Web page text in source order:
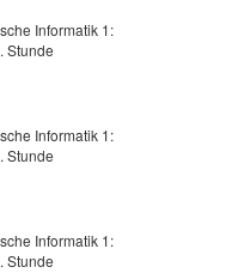
Informatik 1:
Stunde
Informatik 1:
Stunde
Informatik 1:
Stunde